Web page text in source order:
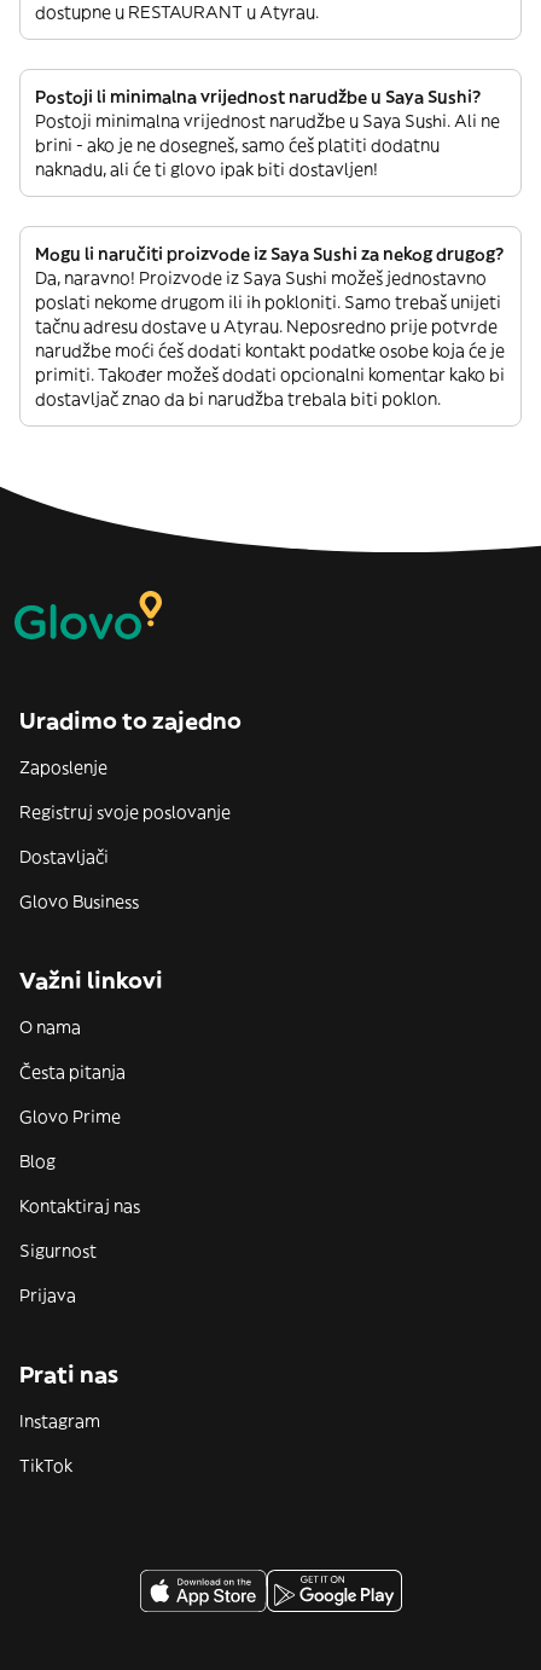
dostupne u RESTAURANT u Atyrau.
Postoji li minimalna vrijednost narudžbe u Saya Sushi?
Postoji minimalna vrijednost narudžbe u Saya Sushi. Ali ne
brini - ako je ne dosegneš, samo ćeš platiti dodatnu
naknadu, ali će ti glovo ipak biti dostavljen!
Mogu li naručiti proizvode iz Saya Sushi za nekog drugog?
Da, naravno! Proizvode iz Saya Sushi možeš jednostavno
poslati nekome drugom ili ih pokloniti. Samo trebaš unijeti
tačnu adresu dostave u Atyrau. Neposredno prije potvrde
narudžbe moći ćeš dodati kontakt podatke osobe koja će je
primiti. Također možeš dodati opcionalni komentar kako bi
dostavljač znao da bi narudžba trebala biti poklon.
Uradimo to zajedno
Zaposlenje
Registruj svoje poslovanje
Dostavljači
Glovo Business
Važni linkovi
O nama
Česta pitanja
Glovo Prime
Blog
Kontaktiraj nas
Sigurnost
Prijava
Prati nas
Instagram
TikTok